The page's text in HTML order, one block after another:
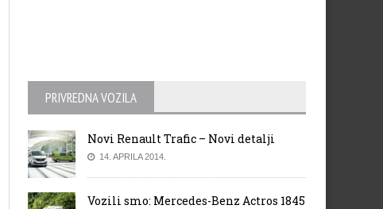
PRIVREDNA VOZILA
Novi Renault Trafic – Novi detalji
14. APRILA 2014.
Vozili smo: Mercedes-Benz Actros 1845